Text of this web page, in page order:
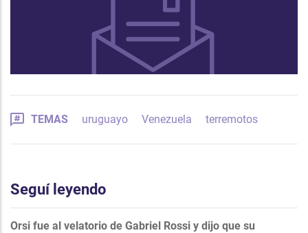
TEMAS uruguayo Venezuela terremotos
Seguí leyendo
Orsi fue al velatorio de Gabriel Rossi y dijo que su